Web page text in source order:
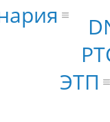
ЭТП